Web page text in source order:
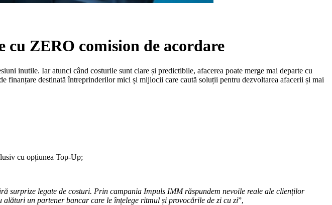
ZERO comision de acordare
inutile. Iar atunci când costurile sunt clare și predictibile, afacerea poate merge mai departe cu
finanțare destinată întreprinderilor mici și mijlocii care caută soluții pentru dezvoltarea afacerii și mai
cu opțiunea Top-Up;
surprize legate de costuri. Prin campania Impuls IMM răspundem nevoile reale ale clienților
un partener bancar care le înțelege ritmul și provocările de zi cu zi”,